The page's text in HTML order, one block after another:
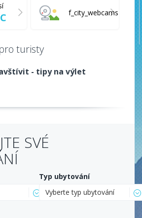
f_city_webcams
turisty
- tipy na výlet
SVÉ
Typ ubytování
Vyberte typ ubytování